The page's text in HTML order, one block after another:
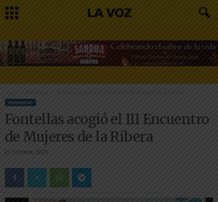
Inicio Fontellas acogió el III Encuentro de Mujeres de la Ribera
MERINDAD
Fontellas acogió el III Encuentro
de Mujeres de la Ribera
21 octubre, 2025